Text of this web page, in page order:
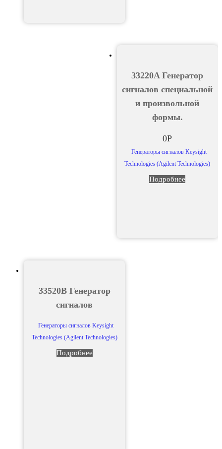
33220A Генератор
сигналов специальной
и произвольной
формы.
0Р
Генераторы сигналов Keysight
Technologies (Agilent Technologies)
Подробнее
33520B Генератор
сигналов
Генераторы сигналов Keysight
Technologies (Agilent Technologies)
Подробнее